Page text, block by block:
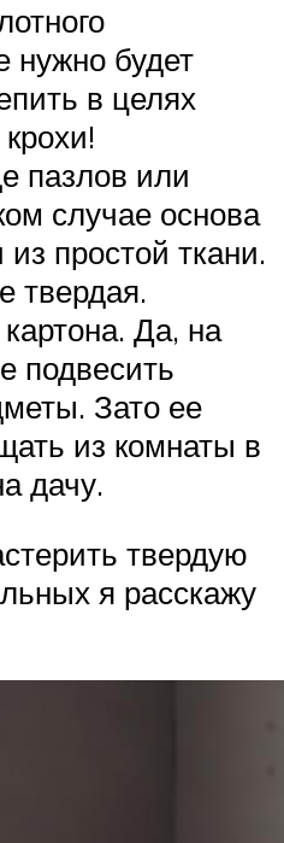
нужно будет
в целях
пазлов или
случае основа
простой ткани.
твердая.
Да, на
подвесить
Зато ее
из комнаты в
дачу.
твердую
я расскажу